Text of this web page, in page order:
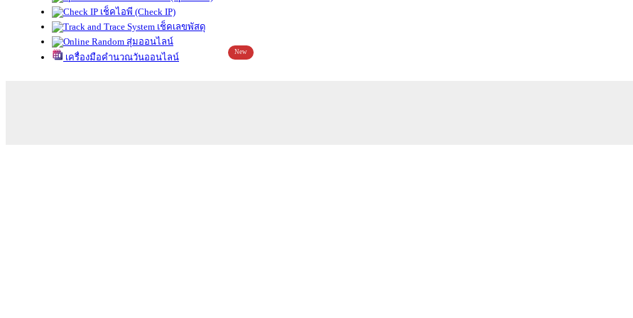
เช็คไอพี (Check IP)
เช็คเลขพัสดุ
สุ่มออนไลน์
เครื่องมือคำนวณวันออนไลน์
New